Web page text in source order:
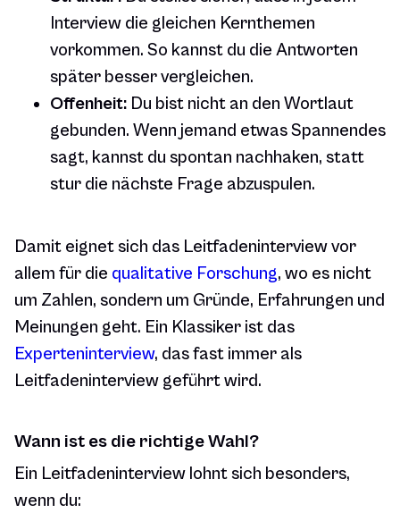
Interview die gleichen Kernthemen
vorkommen. So kannst du die Antworten
später besser vergleichen.
Offenheit: Du bist nicht an den Wortlaut
gebunden. Wenn jemand etwas Spannendes
sagt, kannst du spontan nachhaken, statt
stur die nächste Frage abzuspulen.
Damit eignet sich das Leitfadeninterview vor
allem für die qualitative Forschung, wo es nicht
um Zahlen, sondern um Gründe, Erfahrungen und
Meinungen geht. Ein Klassiker ist das
Experteninterview, das fast immer als
Leitfadeninterview geführt wird.
Wann ist es die richtige Wahl?
Ein Leitfadeninterview lohnt sich besonders,
wenn du: